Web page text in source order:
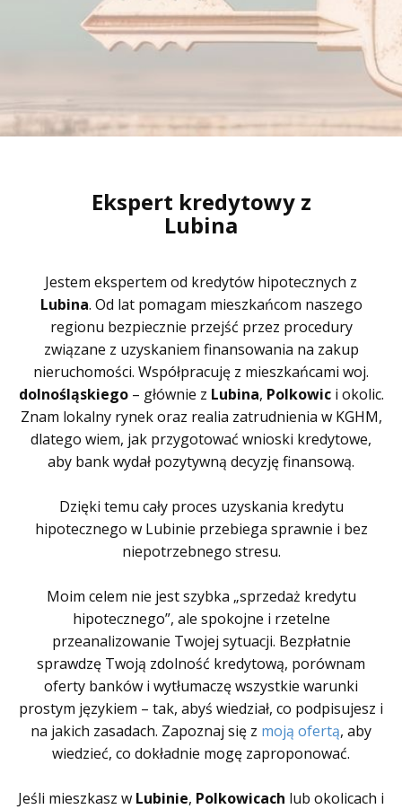
Ekspert kredytowy z
Lubina
Jestem ekspertem od kredytów hipotecznych z
Lubina. Od lat pomagam mieszkańcom naszego
regionu bezpiecznie przejść przez procedury
związane z uzyskaniem finansowania na zakup
nieruchomości. Współpracuję z mieszkańcami woj.
dolnośląskiego– głównie z Lubina, Polkowici okolic.
Znam lokalny rynek oraz realia zatrudnienia w KGHM,
dlatego wiem, jak przygotować wnioski kredytowe,
aby bank wydał pozytywną decyzję finansową.
Dzięki temu cały proces uzyskania kredytu
hipotecznego w Lubinie przebiega sprawnie i bez
niepotrzebnego stresu.
Moim celem nie jest szybka „sprzedaż kredytu
hipotecznego”, ale spokojne i rzetelne
przeanalizowanie Twojej sytuacji. Bezpłatnie
sprawdzę Twoją zdolność kredytową, porównam
oferty banków i wytłumaczę wszystkie warunki
prostym językiem – tak, abyś wiedział, co podpisujesz i
na jakich zasadach. Zapoznaj się z moją ofertą, aby
wiedzieć, co dokładnie mogę zaproponować.
Jeśli mieszkasz w Lubinie, Polkowicach lub okolicach i